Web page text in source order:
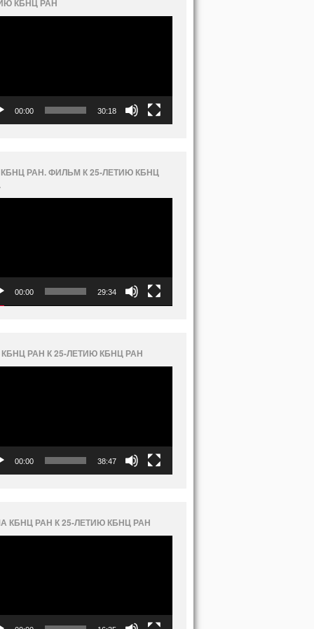
КБНЦ РАН
00:00 30:18
РАН. ФИЛЬМ К 25-ЛЕТИЮ КБНЦ
00:00 29:34
РАН К 25-ЛЕТИЮ КБНЦ РАН
00:00 38:47
КБНЦ РАН К 25-ЛЕТИЮ КБНЦ РАН